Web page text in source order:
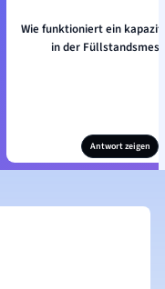
Wie funktioniert ein
in der
Antwort zeigen